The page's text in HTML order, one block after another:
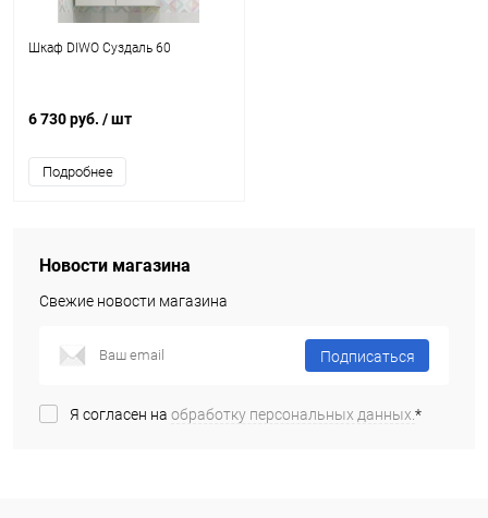
Шкаф DIWO Суздаль 60
6 730 руб. / шт
Подробнее
Новости магазина
Свежие новости магазина
Подписаться
Я согласен на обработку персональных данных.*